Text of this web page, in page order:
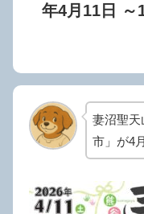
年4月11日 ～
妻沼聖天
市」が4